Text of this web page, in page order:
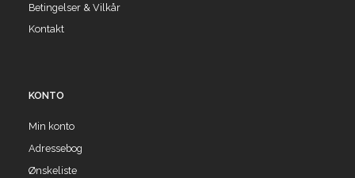
Betingelser & Vilkår
Kontakt
KONTO
Min konto
Adressebog
Ønskeliste